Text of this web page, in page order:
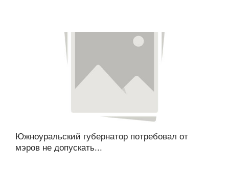
Южноуральский губернатор потребовал от
мэров не допускать...